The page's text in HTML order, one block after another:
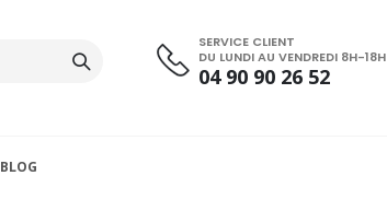
SERVICE CLIENT
DU LUNDI AU VENDREDI 8H-18H
04 90 90 26 52
BLOG